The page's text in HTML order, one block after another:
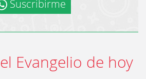
Suscribirme
Evangelio de hoy